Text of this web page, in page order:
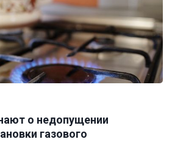
о недопущении
газового